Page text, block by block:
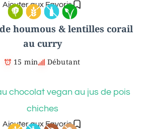
Ajouter aux Favoris
houmous & lentilles corail
au curry
15 min Débutant
Ajouter aux Favoris